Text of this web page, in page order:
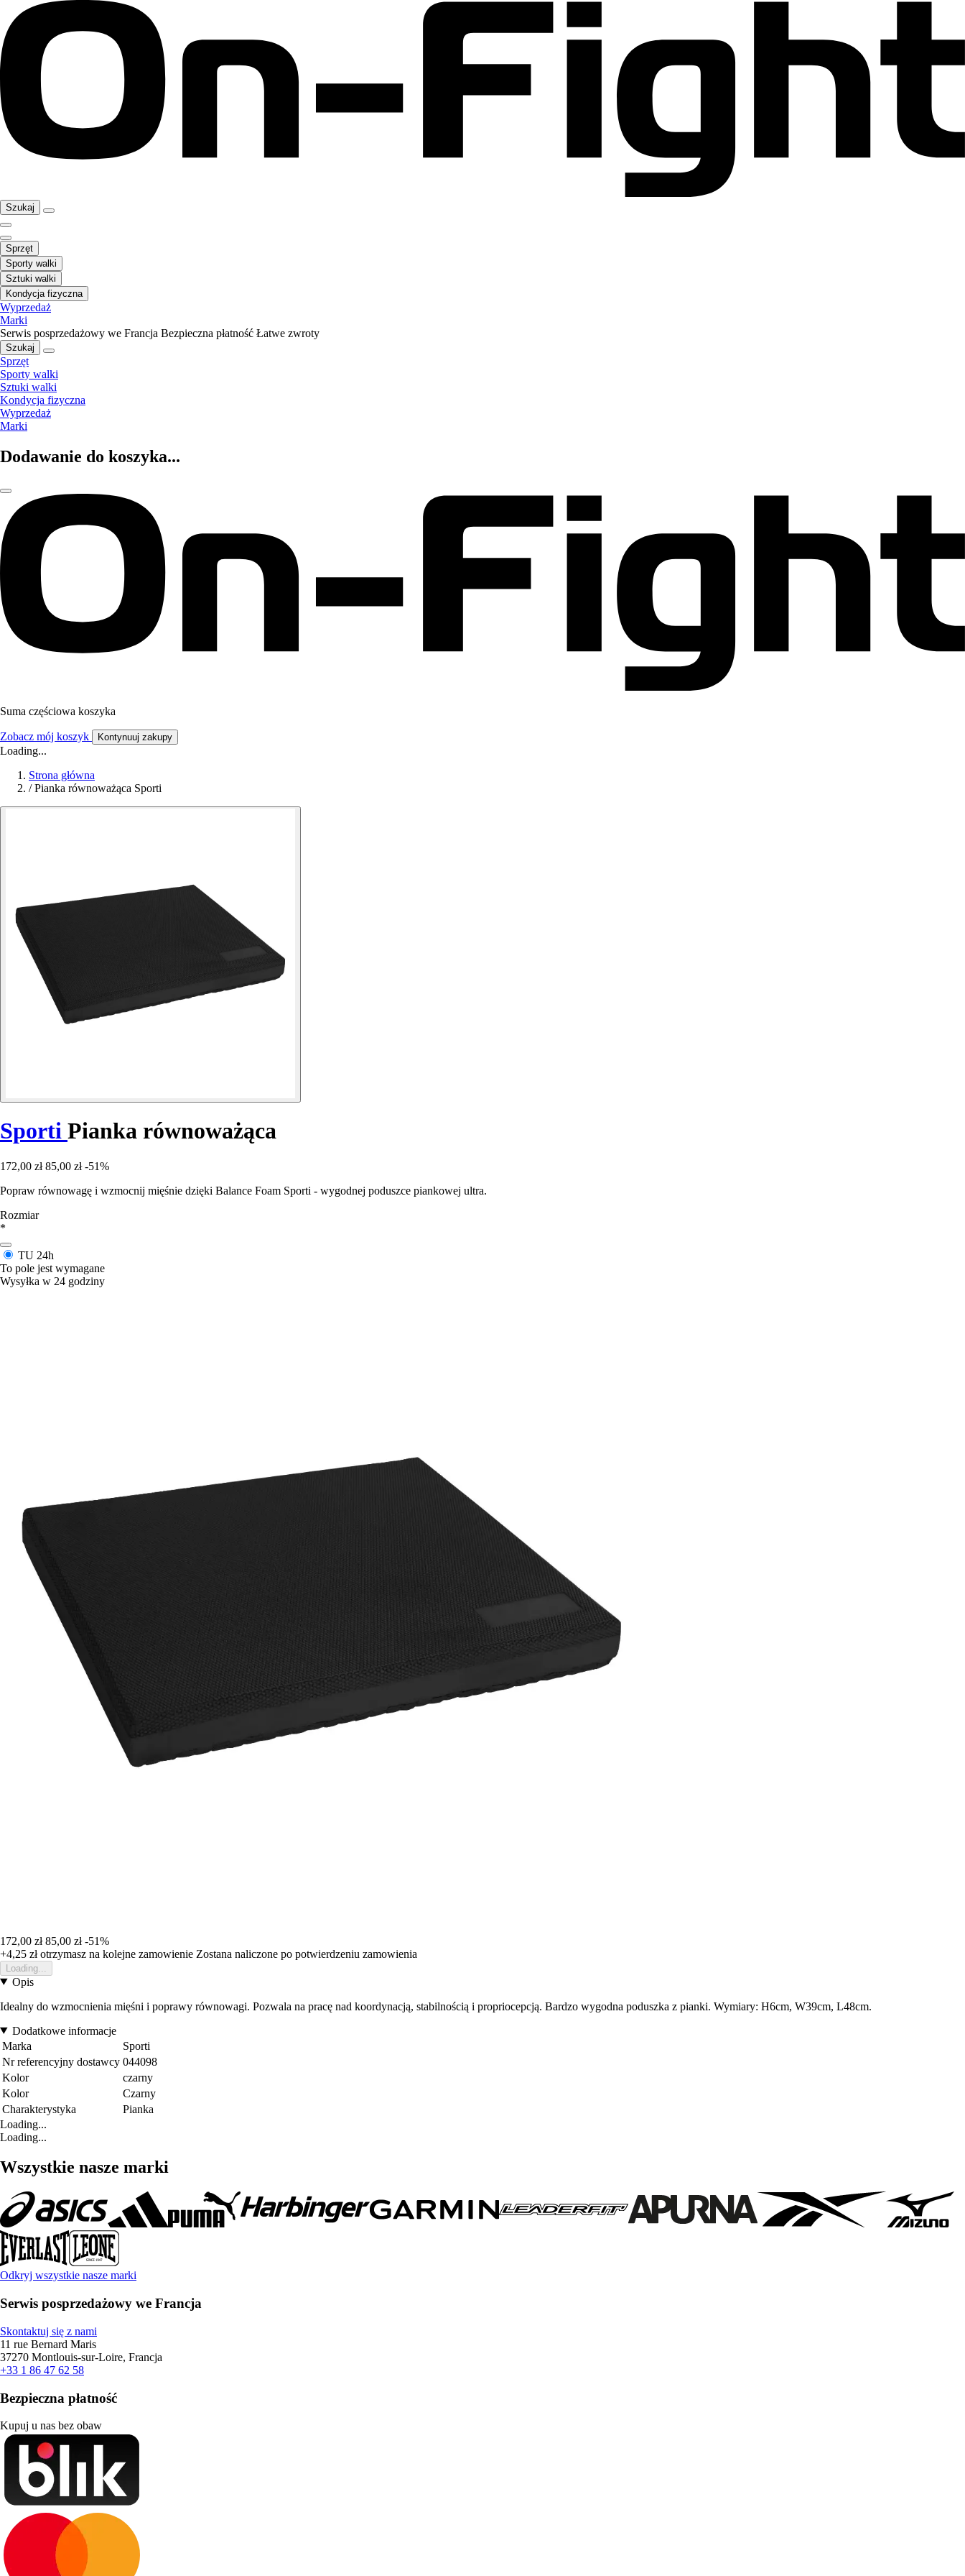
Szukaj
Sprzęt
Sporty walki
Sztuki walki
Kondycja fizyczna
Wyprzedaż
Marki
Serwis posprzedażowy we Francja Bezpieczna płatność Łatwe zwroty
Szukaj
Sprzęt
Sporty walki
Sztuki walki
Kondycja fizyczna
Wyprzedaż
Marki
Dodawanie do koszyka...
Suma częściowa koszyka
Zobacz mój koszyk Kontynuuj zakupy
Loading...
Strona główna
/ Pianka równoważąca Sporti
Sporti Pianka równoważąca
172,00 zł 85,00 zł -51%
Popraw równowagę i wzmocnij mięśnie dzięki Balance Foam Sporti - wygodnej poduszce piankowej ultra.
Rozmiar
*
TU 24h
To pole jest wymagane
Wysyłka w 24 godziny
172,00 zł 85,00 zł -51%
+4,25 złotrzymasz na kolejne zamowienie Zostana naliczone po potwierdzeniu zamowienia
Loading...
Opis
Idealny do wzmocnienia mięśni i poprawy równowagi. Pozwala na pracę nad koordynacją, stabilnością i propriocepcją. Bardzo wygodna poduszka z pianki. Wymiary: H6cm, W39cm, L48cm.
Dodatkowe informacje
Marka
Sporti
Nr referencyjny dostawcy 044098
Kolor
czarny
Kolor
Czarny
Charakterystyka
Pianka
Loading...
Loading...
Wszystkie nasze marki
Odkryj wszystkie nasze marki
Serwis posprzedażowy we Francja
Skontaktuj się z nami
11 rue Bernard Maris
37270 Montlouis-sur-Loire, Francja
+33 1 86 47 62 58
Bezpieczna płatność
Kupuj u nas bez obaw